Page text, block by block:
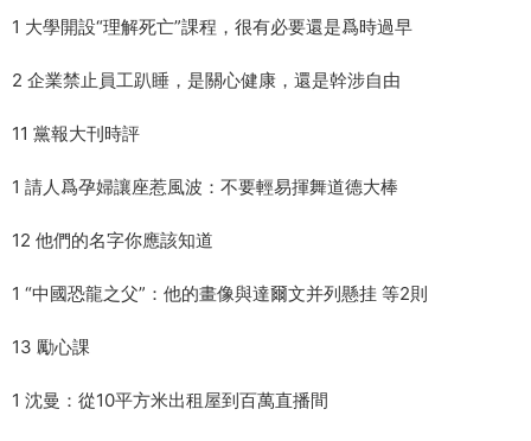
1 大學開設“理解死亡”課程，很有必要還是爲時過早
2 企業禁止員工趴睡，是關心健康，還是幹涉自由
11 黨報大刊時評
1 請人爲孕婦讓座惹風波：不要輕易揮舞道德大棒
12 他們的名字你應該知道
1 “中國恐龍之父”：他的畫像與達爾文并列懸挂 等2則
13 勵心課
1 沈曼：從10平方米出租屋到百萬直播間